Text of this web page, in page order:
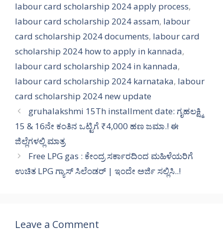
labour card scholarship 2024 apply process,
labour card scholarship 2024 assam, labour
card scholarship 2024 documents, labour card
scholarship 2024 how to apply in kannada,
labour card scholarship 2024 in kannada,
labour card scholarship 2024 karnataka, labour
card scholarship 2024 new update
gruhalakshmi 15Th installment date: ಗೃಹಲಕ್ಷ್ಮಿ
15 & 16ನೇ ಕಂತಿನ ಒಟ್ಟಿಗೆ ₹4,000 ಹಣ ಜಮಾ.! ಈ
ಜಿಲ್ಲೆಗಳಲ್ಲಿ ಮಾತ್ರ
Free LPG gas : ಕೇಂದ್ರ ಸರ್ಕಾರದಿಂದ ಮಹಿಳೆಯರಿಗೆ
ಉಚಿತ LPG ಗ್ಯಾಸ್ ಸಿಲೆಂಡರ್ | ಇಂದೇ ಅರ್ಜಿ ಸಲ್ಲಿಸಿ..!
Leave a Comment